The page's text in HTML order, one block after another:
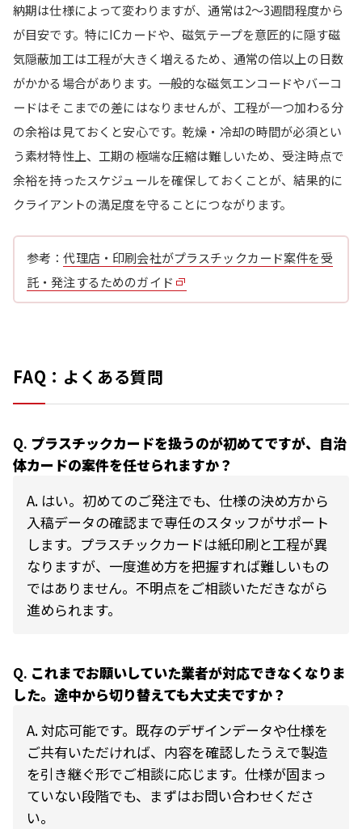
納期は仕様によって変わりますが、通常は2〜3週間程度から
が目安です。特にICカードや、磁気テープを意匠的に隠す磁
気隠蔽加工は工程が大きく増えるため、通常の倍以上の日数
がかかる場合があります。一般的な磁気エンコードやバーコ
ードはそこまでの差にはなりませんが、工程が一つ加わる分
の余裕は見ておくと安心です。乾燥・冷却の時間が必須とい
う素材特性上、工期の極端な圧縮は難しいため、受注時点で
余裕を持ったスケジュールを確保しておくことが、結果的に
クライアントの満足度を守ることにつながります。
参考：代理店・印刷会社がプラスチックカード案件を受
託・発注するためのガイド
FAQ：よくある質問
Q. プラスチックカードを扱うのが初めてですが、自治
体カードの案件を任せられますか？
A. はい。初めてのご発注でも、仕様の決め方から
入稿データの確認まで専任のスタッフがサポート
します。プラスチックカードは紙印刷と工程が異
なりますが、一度進め方を把握すれば難しいもの
ではありません。不明点をご相談いただきながら
進められます。
Q. これまでお願いしていた業者が対応できなくなりま
した。途中から切り替えても大丈夫ですか？
A.対応可能です。既存のデザインデータや仕様を
ご共有いただければ、内容を確認したうえで製造
を引き継ぐ形でご相談に応じます。仕様が固まっ
ていない段階でも、まずはお問い合わせくださ
い。